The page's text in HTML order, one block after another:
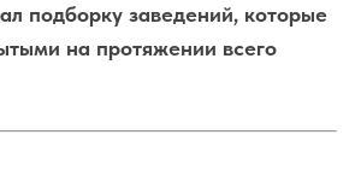
подборку заведений, которые
на протяжении всего